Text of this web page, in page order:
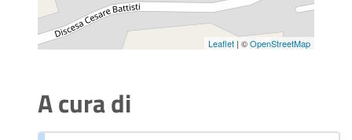
Leaflet | ©OpenStreetMap
A cura di